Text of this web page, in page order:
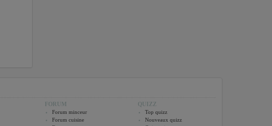
FORUM
Forum minceur
Forum cuisine
QUIZZ
Top quizz
Nouveaux quizz